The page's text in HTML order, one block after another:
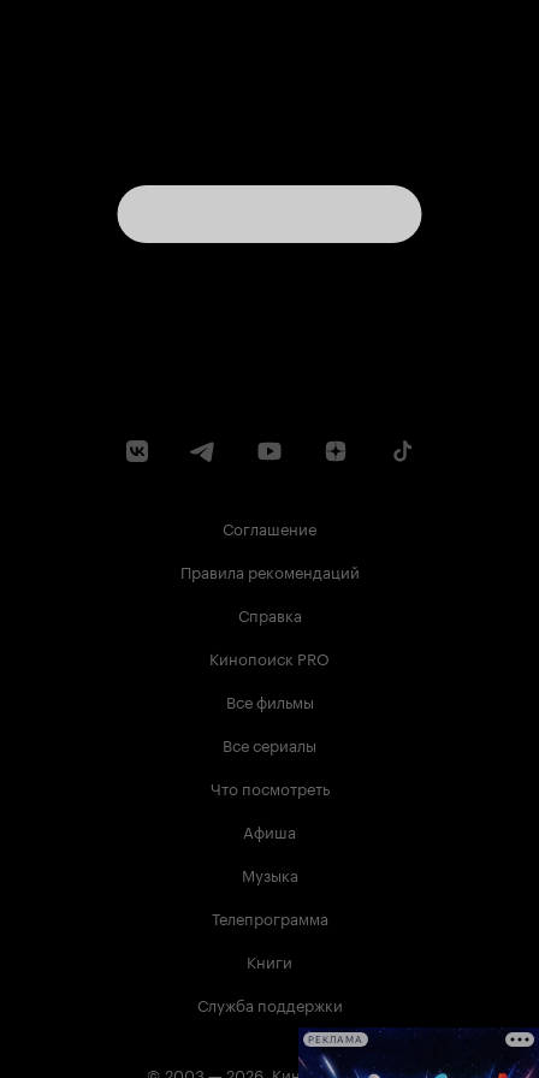
Соглашение
Правила рекомендаций
Справка
Кинопоиск PRO
Все фильмы
Все сериалы
Что посмотреть
Афиша
Музыка
Телепрограмма
Книги
Служба поддержки
© 2003 — 2026, Кинопоиск
РЕКЛАМА